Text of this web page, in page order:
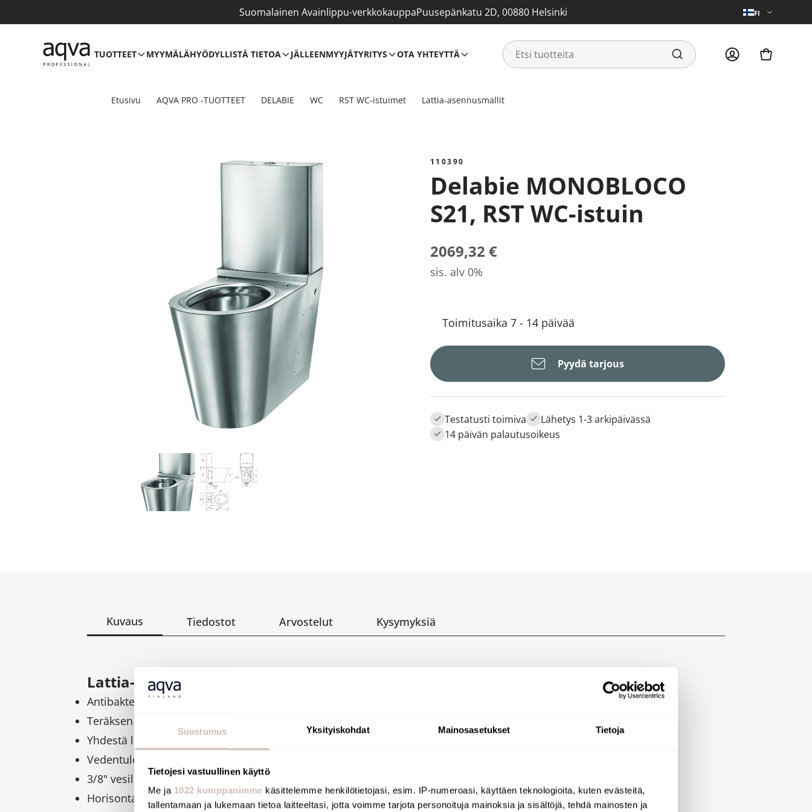
Suostumus Yksityiskohdat Mainosasetukset Tietoja
Tietojesi vastuullinen käyttö
Me ja 1022 kumppanimme käsittelemme henkilötietojasi, esim. IP-numeroasi, käyttäen teknologioita, kuten evästeitä,
tallentamaan ja lukemaan tietoa laitteeltasi, jotta voimme tarjota personoituja mainoksia ja sisältöjä, tehdä mainosten ja
Suomalainen Avainlippu-verkkokauppaPuusepänkatu 2D, 00880 Helsinki FI
TUOTTEET MYYMÄLÄHYÖDYLLISTÄ TIETOA JÄLLEENMYYJÄTYRITYS OTA YHTEYTTÄ
Etusivu AQVA PRO -TUOTTEET DELABIE WC RST WC-istuimet Lattia-asennusmallit
110390
Delabie MONOBLOCO
S21, RST WC-istuin
2069,32 €
sis. alv 0%
Toimitusaika 7 - 14 päivää
Pyydä tarjous
Testatusti toimiva
Lähetys 1-3 arkipäivässä
14 päivän palautusoikeus
Kuvaus Tiedostot Arvostelut Kysymyksiä
Lattia-asennettava RST-WC, kaksoishuuhtelu 3/6 l
Antibakteerista AISI 304 -ruostumatonta terästä, kiillotettu satiiniviimeistely
Teräksen paksuus: 1.5 mm
Yhdestä levystä puristettu ja kiillotettu, ei saumoja = erittäin hygieeninen ja helppo pitää puhtaana
Vedentulo alhaalta tai sivuilta (vasen/oikea)
3/8" vesiliitäntä
Horisontaalinen/vertikaalinen poistoputki: Ø 100 mm, PVC-putki kuuluu toimitukseen